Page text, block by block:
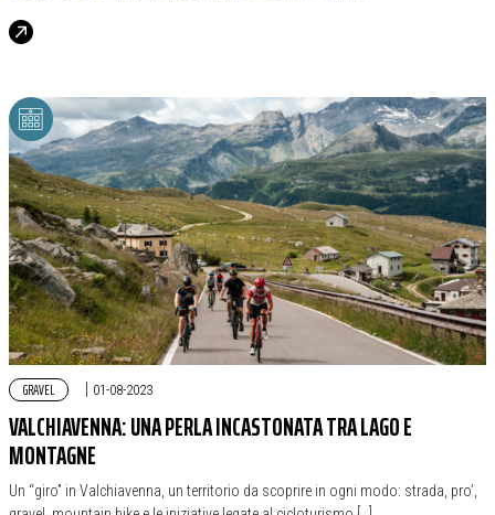
GRAVEL | 01-08-2023
VALCHIAVENNA: UNA PERLA INCASTONATA TRA LAGO E
MONTAGNE
Un “giro” in Valchiavenna, un territorio da scoprire in ogni modo: strada, pro’,